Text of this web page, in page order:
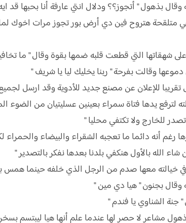
بذهول " أتجوز؟؟ ودلال انتي عارفة أنا بحبها قد
متلقحة هتروح فين دي أرض بور تجوز مرات اخوك
شهقاتها التي قطعت قلبه ضمها بقوة وقال " ما
وقالت بفرحة " ربنا يخليك ليا يا شريف "
تقريبا للإعلان عن مصنع جديد للأدوية وقد ارسل
لترفع يدها فتاة سمراء بعينين عسليتيان من
للخارج ولا تكتفي محليا "
رغم أنه دائما ما تعجبه الشقراء والبيضاء
الله بالأول هنكفي بلدنا بعدها نفكر بالتصدير "
خيالته معها صدم من الرجل الذي خلفه حينما همس
بجنون " هيا دي مين "
الشناوي يا فندم "
مشاعر لا حصر لها عندما علم أنها هيا ليبتسم